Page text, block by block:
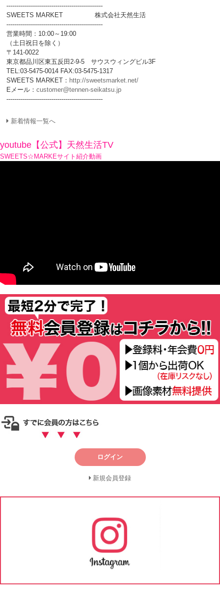
-------------------------------------------------
SWEETS MARKET 株式会社天然生活
-------------------------------------------------
営業時間：10:00～19:00
（土日祝日を除く）
〒141-0022
東京都品川区東五反田2-9-5 サウスウィングビル3F
TEL:03-5475-0014 FAX:03-5475-1317
SWEETS MARKET： http://sweetsmarket.net/
Eメール： customer@tennen-seikatsu.jp
-------------------------------------------------
新着情報一覧へ
youtube【公式】天然生活TV
SWEETS☆MARKEサイト紹介動画
ログイン
新規会員登録